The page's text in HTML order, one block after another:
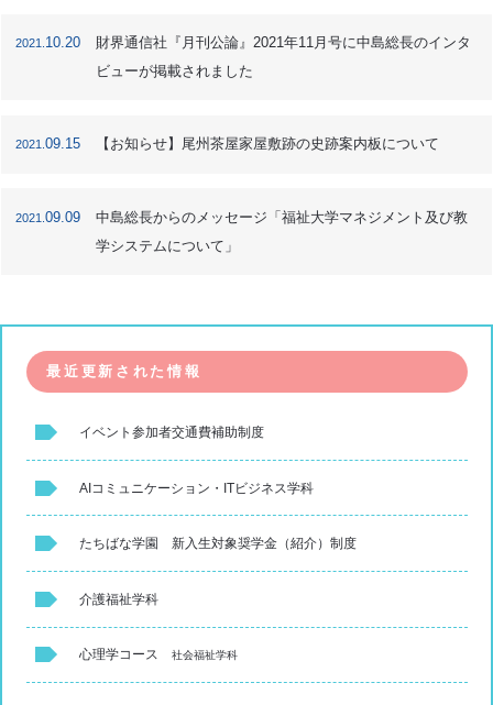
2021. 10.20
財界通信社『月刊公論』2021年11月号に中島総長のインタ
ビューが掲載されました
2021.09.15 【お知らせ】尾州茶屋家屋敷跡の史跡案内板について
2021.09.09
中島総長からのメッセージ「福祉大学マネジメント及び教
学システムについて」
最近更新された情報
イベント参加者交通費補助制度
AIコミュニケーション・ITビジネス学科
たちばな学園 新入生対象奨学金（紹介）制度
介護福祉学科
心理学コース 社会福祉学科